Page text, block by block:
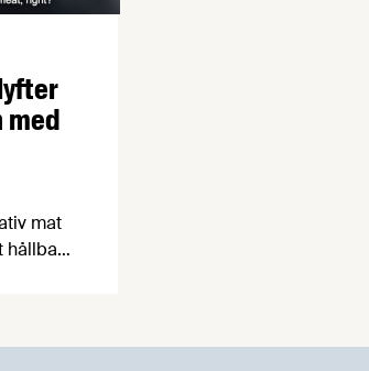
med
mat
hållbart
av